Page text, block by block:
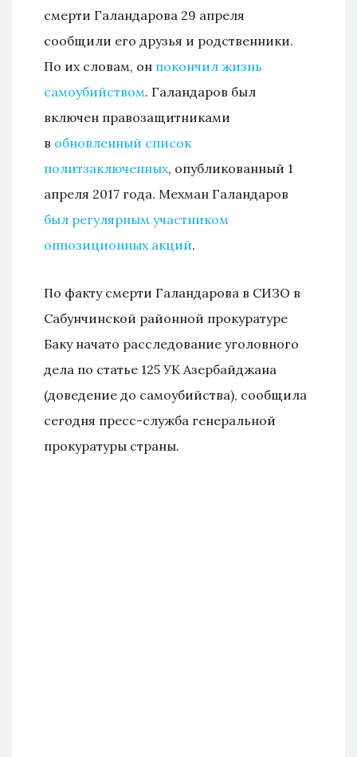
смерти Галандарова 29 апреля
сообщили его друзья и родственники.
По их словам, он покончил жизнь
самоубийством. Галандаров был
включен правозащитниками
в обновленный список
политзаключенных, опубликованный 1
апреля 2017 года. Мехман Галандаров
был регулярным участником
оппозиционных акций.
По факту смерти Галандарова в СИЗО в
Сабунчинской районной прокуратуре
Баку начато расследование уголовного
дела по статье 125 УК Азербайджана
(доведение до самоубийства), сообщила
сегодня пресс-служба генеральной
прокуратуры страны.